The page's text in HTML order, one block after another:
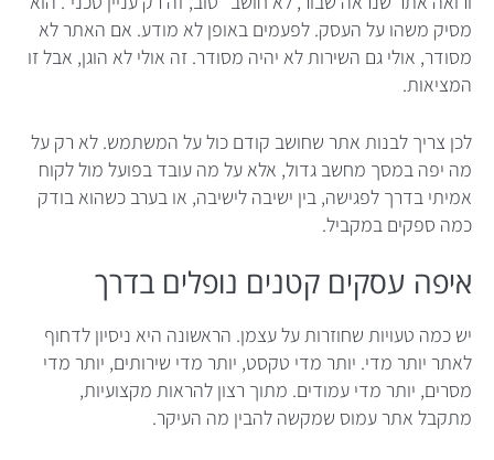
מסיק משהו על העסק. לפעמים באופן לא מודע. אם האתר לא
מסודר, אולי גם השירות לא יהיה מסודר. זה אולי לא הוגן, אבל זו
המציאות.
לכן צריך לבנות אתר שחושב קודם כול על המשתמש. לא רק על
מה יפה במסך מחשב גדול, אלא על מה עובד בפועל מול לקוח
אמיתי בדרך לפגישה, בין ישיבה לישיבה, או בערב כשהוא בודק
כמה ספקים במקביל.
איפה עסקים קטנים נופלים בדרך
יש כמה טעויות שחוזרות על עצמן. הראשונה היא ניסיון לדחוף
לאתר יותר מדי. יותר מדי טקסט, יותר מדי שירותים, יותר מדי
מסרים, יותר מדי עמודים. מתוך רצון להראות מקצועיות,
מתקבל אתר עמוס שמקשה להבין מה העיקר.